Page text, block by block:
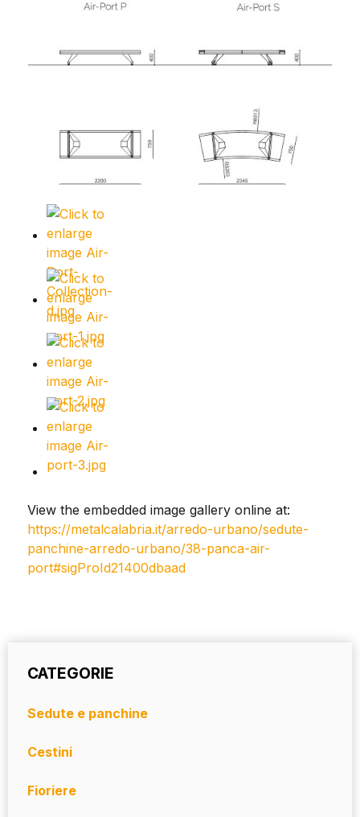
View the embedded image gallery online at:
https://metalcalabria.it/arredo-urbano/sedute-
panchine-arredo-urbano/38-panca-air-
port#sigProId21400dbaad
CATEGORIE
Sedute e panchine
Cestini
Fioriere